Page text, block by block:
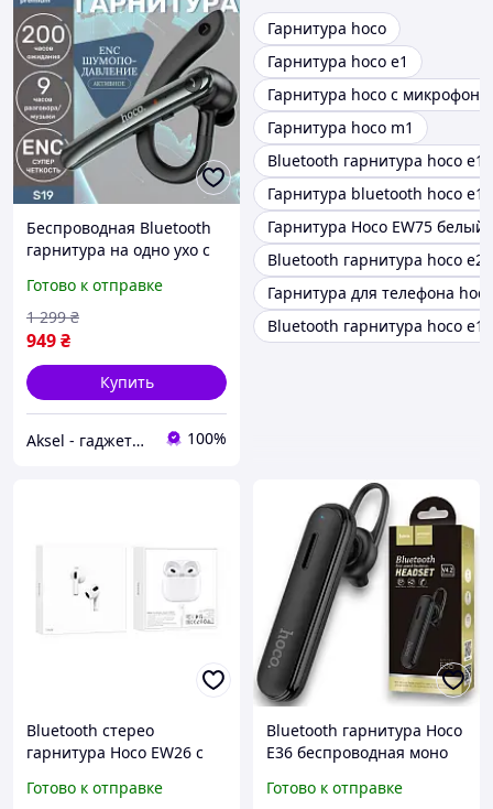
Беспроводная Bluetooth
гарнитура на одно ухо с
черный
Готово к отправке
949₴
1 299 ₴
Купить
Aksel - гаджети та мобільні аксесуари 100%
Гарнитура hoco
Гарнитура hoco e1
Гарнитура hoco с
Гарнитура hoco m1
Bluetooth гарнитура hoco e1
Гарнитура bluetooth hoco e1
Гарнитура Hoco EW75 белый
Bluetooth гарнитура hoco
Гарнитура для телефона hoco
Bluetooth гарнитура hoco
Bluetooth стерео
гарнитура Hoco EW26 с
белая pelican
Готово к отправке
Bluetooth гарнитура Hoco
E36 беспроводная моно
микрофоном, черная
Готово к отправке